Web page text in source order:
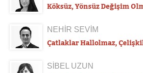
Köksüz, Yönsüz Değişim
NEHİR SEVİM
Çatlaklar Hallolmaz,
SİBEL UZUN